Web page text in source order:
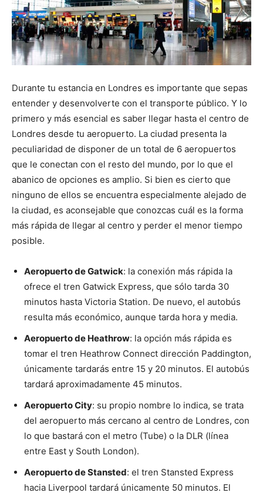
Durante tu estancia en Londres es importante que sepas
entender y desenvolverte con el transporte público. Y lo
primero y más esencial es saber llegar hasta el centro de
Londres desde tu aeropuerto. La ciudad presenta la
peculiaridad de disponer de un total de 6 aeropuertos
que le conectan con el resto del mundo, por lo que el
abanico de opciones es amplio. Si bien es cierto que
ninguno de ellos se encuentra especialmente alejado de
la ciudad, es aconsejable que conozcas cuál es la forma
más rápida de llegar al centro y perder el menor tiempo
posible.
Aeropuerto de Gatwick: la conexión más rápida la
ofrece el tren Gatwick Express, que sólo tarda 30
minutos hasta Victoria Station. De nuevo, el autobús
resulta más económico, aunque tarda hora y media.
Aeropuerto de Heathrow: la opción más rápida es
tomar el tren Heathrow Connect dirección Paddington,
únicamente tardarás entre 15 y 20 minutos. El autobús
tardará aproximadamente 45 minutos.
Aeropuerto City: su propio nombre lo indica, se trata
del aeropuerto más cercano al centro de Londres, con
lo que bastará con el metro (Tube) o la DLR (línea
entre East y South London).
Aeropuerto de Stansted: el tren Stansted Express
hacia Liverpool tardará únicamente 50 minutos. El